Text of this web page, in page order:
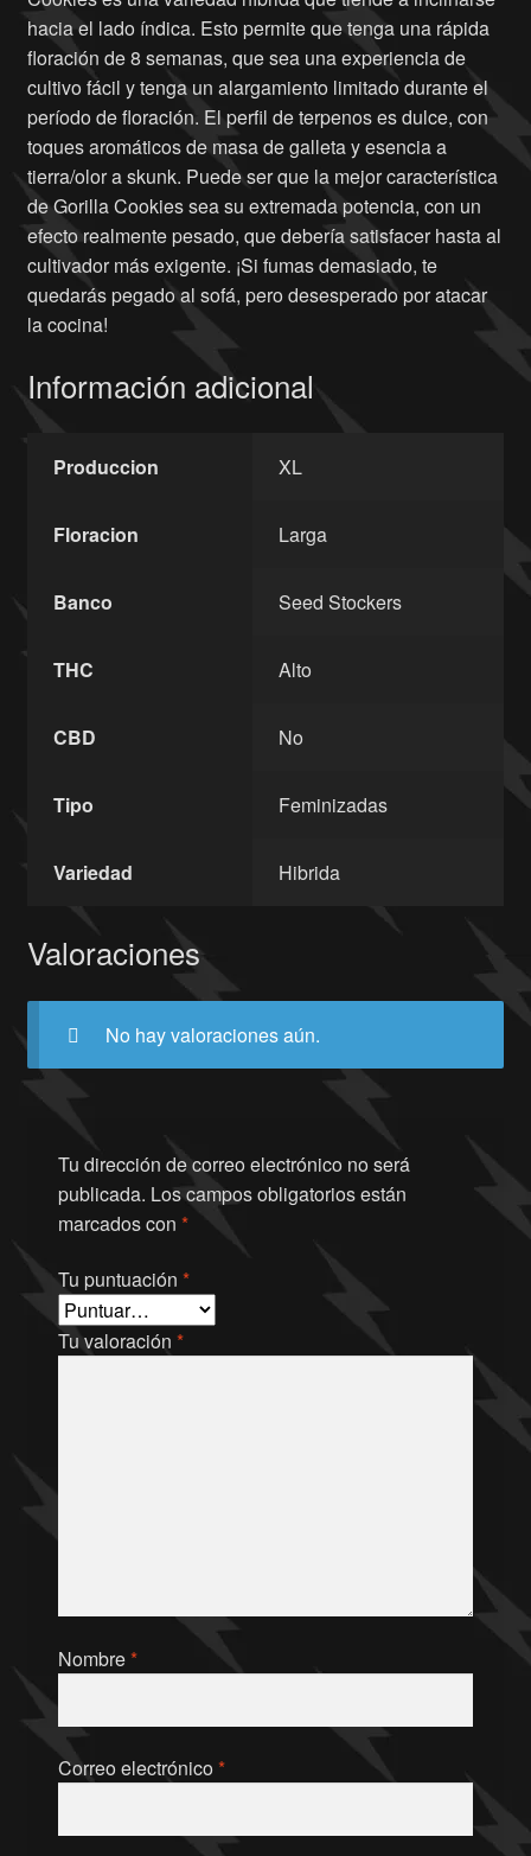
hacia el lado índica. Esto permite que tenga una rápida
floración de 8 semanas, que sea una experiencia de
cultivo fácil y tenga un alargamiento limitado durante el
período de floración. El perfil de terpenos es dulce, con
toques aromáticos de masa de galleta y esencia a
tierra/olor a skunk. Puede ser que la mejor característica
de Gorilla Cookies sea su extremada potencia, con un
efecto realmente pesado, que debería satisfacer hasta al
cultivador más exigente. ¡Si fumas demasiado, te
quedarás pegado al sofá, pero desesperado por atacar
la cocina!
Información adicional
Produccion XL
Floracion Larga
Banco Seed Stockers
THC Alto
CBD No
Tipo Feminizadas
Variedad Hibrida
Valoraciones
No hay valoraciones aún.
Tu dirección de correo electrónico no será
publicada. Los campos obligatorios están
marcados con *
Tu puntuación *
Tu valoración *
Nombre*
Correo electrónico*